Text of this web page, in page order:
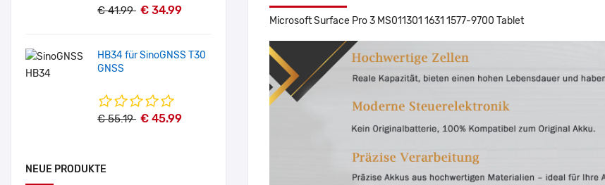
€ 41.99 € 34.99
HB34 für SinoGNSS T30
GNSS
€ 55.19 € 45.99
NEUE PRODUKTE
Microsoft Surface Pro 3 MS011301 1631 1577-9700 Tablet